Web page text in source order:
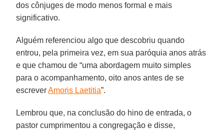
dos cônjuges de modo menos formal e mais
significativo.
Alguém referenciou algo que descobriu quando
entrou, pela primeira vez, em sua paróquia anos atrás
e que chamou de “uma abordagem muito simples
para o acompanhamento, oito anos antes de se
escreverAmoris Laetitia”.
Lembrou que, na conclusão do hino de entrada, o
pastor cumprimentou a congregação e disse,